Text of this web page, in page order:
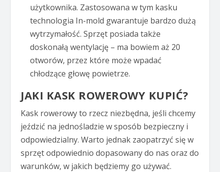
użytkownika. Zastosowana w tym kasku
technologia In-mold gwarantuje bardzo dużą
wytrzymałość. Sprzęt posiada także
doskonałą wentylację – ma bowiem aż 20
otworów, przez które może wpadać
chłodzące głowę powietrze.
JAKI KASK ROWEROWY KUPIĆ?
Kask rowerowy to rzecz niezbędna, jeśli chcemy
jeździć na jednośladzie w sposób bezpieczny i
odpowiedzialny. Warto jednak zaopatrzyć się w
sprzęt odpowiednio dopasowany do nas oraz do
warunków, w jakich będziemy go używać.